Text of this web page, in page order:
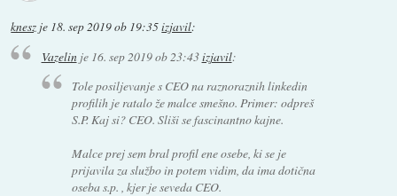
knesz je 18. sep 2019 ob 19:35izjavil:
Vazelinje 16. sep 2019 ob 23:43izjavil:
Tole posiljevanje s CEO na raznoraznih linkedin
profilih je ratalo že malce smešno. Primer: odpreš
S.P. Kaj si? CEO. Sliši se fascinantno kajne.
Malce prej sem bral profil ene osebe, ki se je
prijavila za službo in potem vidim, da ima dotična
oseba s.p. , kjer je seveda CEO.